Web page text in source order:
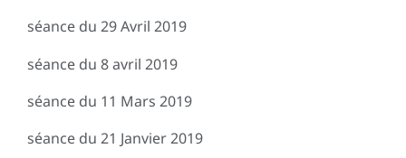
séance du 29 Avril 2019
séance du 8 avril 2019
séance du 11 Mars 2019
séance du 21 Janvier 2019